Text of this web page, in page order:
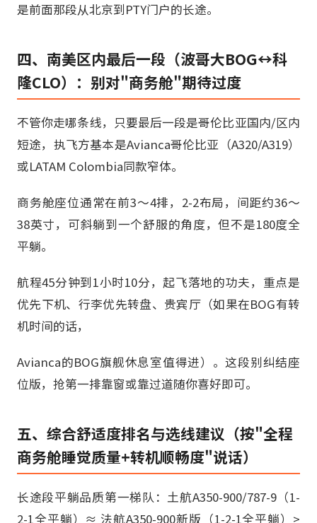
是前面那段从北京到PTY门户的长途。
四、南美区内最后一段（波哥大BOG↔科
隆CLO）：别对"商务舱"期待过度
不管你走哪条线，只要最后一段是哥伦比亚国内/区内
短途，执飞方基本是Avianca哥伦比亚（A320/A319）
或LATAM Colombia同款窄体。
商务舱座位通常在前3～4排，2-2布局，间距约36～
38英寸，可斜躺到一个舒服的角度，但不是180度全
平躺。
航程45分钟到1小时10分，起飞落地的功夫，重点是
优先下机、行李优先转盘、贵宾厅（如果在BOG有转
机时间的话，
Avianca的BOG旗舰休息室值得进）。这段别纠结座
位版，抢第一排靠窗或靠过道随你喜好即可。
五、综合舒适度排名与选线建议（按"全程
商务舱睡觉质量+转机顺畅度"说话）
长途段平躺品质第一梯队：土航A350-900/787-9（1-
2-1全平躺）≈ 法航A350-900新版（1-2-1全平躺）>